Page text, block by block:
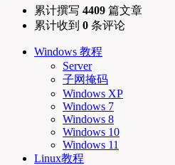
累计撰写 4409 篇文章
累计收到 0 条评论
Windows 教程
Server
子网掩码
Windows XP
Windows 7
Windows 8
Windows 10
Windows 11
Linux教程